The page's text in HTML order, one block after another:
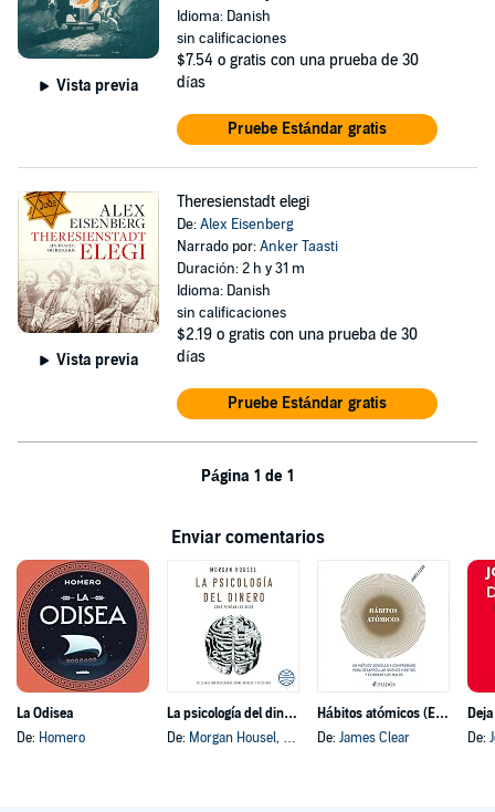
Vista previa
Idioma: Danish
sin calificaciones
$7.54 o gratis con una prueba de 30
días
Pruebe Estándar gratis
Vista previa
Theresienstadt elegi
De:Alex Eisenberg
Narrado por:Anker Taasti
Duración: 2 h y 31 m
Idioma: Danish
sin calificaciones
$2.19 o gratis con una prueba de 30
días
Pruebe Estándar gratis
Página 1 de 1
Enviar comentarios
La Odisea
De: Homero
La psicología del dinero
De: Morgan Housel, y otros
Hábitos atómicos (Español neutro)
De: James Clear
De: